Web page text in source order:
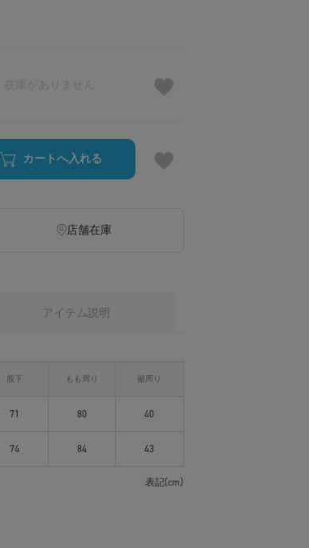
カートへ入れる
店舗在庫
アイテム説明
股下 もも周り 裾周り
71 80 40
74 84 43
表記(cm)